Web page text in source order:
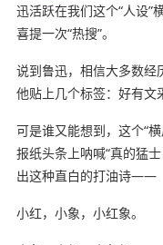
迅活跃在我们这个“人设”
喜提一次“热搜”。
说到鲁迅，相信大多数经
他贴上几个标签：好有文
可是谁又能想到，这个“
报纸头条上呐喊“真的猛
出这种直白的打油诗——
小红，小象，小红象。